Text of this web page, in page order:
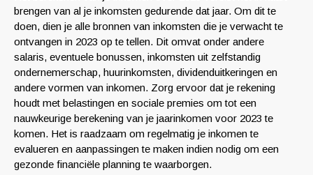
brengen van al je inkomsten gedurende dat jaar. Om dit te
doen, dien je alle bronnen van inkomsten die je verwacht te
ontvangen in 2023 op te tellen. Dit omvat onder andere
salaris, eventuele bonussen, inkomsten uit zelfstandig
ondernemerschap, huurinkomsten, dividenduitkeringen en
andere vormen van inkomen. Zorg ervoor dat je rekening
houdt met belastingen en sociale premies om tot een
nauwkeurige berekening van je jaarinkomen voor 2023 te
komen. Het is raadzaam om regelmatig je inkomen te
evalueren en aanpassingen te maken indien nodig om een
gezonde financiële planning te waarborgen.